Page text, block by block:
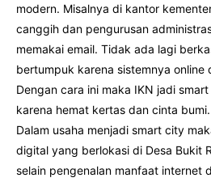
modern. Misalnya di kantor
canggih dan pengurusan
memakai email. Tidak ada lagi
bertumpuk karena sistemnya online
Dengan cara ini maka IKN jadi
karena hemat kertas dan cinta bumi.
Dalam usaha menjadi smart city
digital yang berlokasi di Desa Bukit
selain pengenalan manfaat internet